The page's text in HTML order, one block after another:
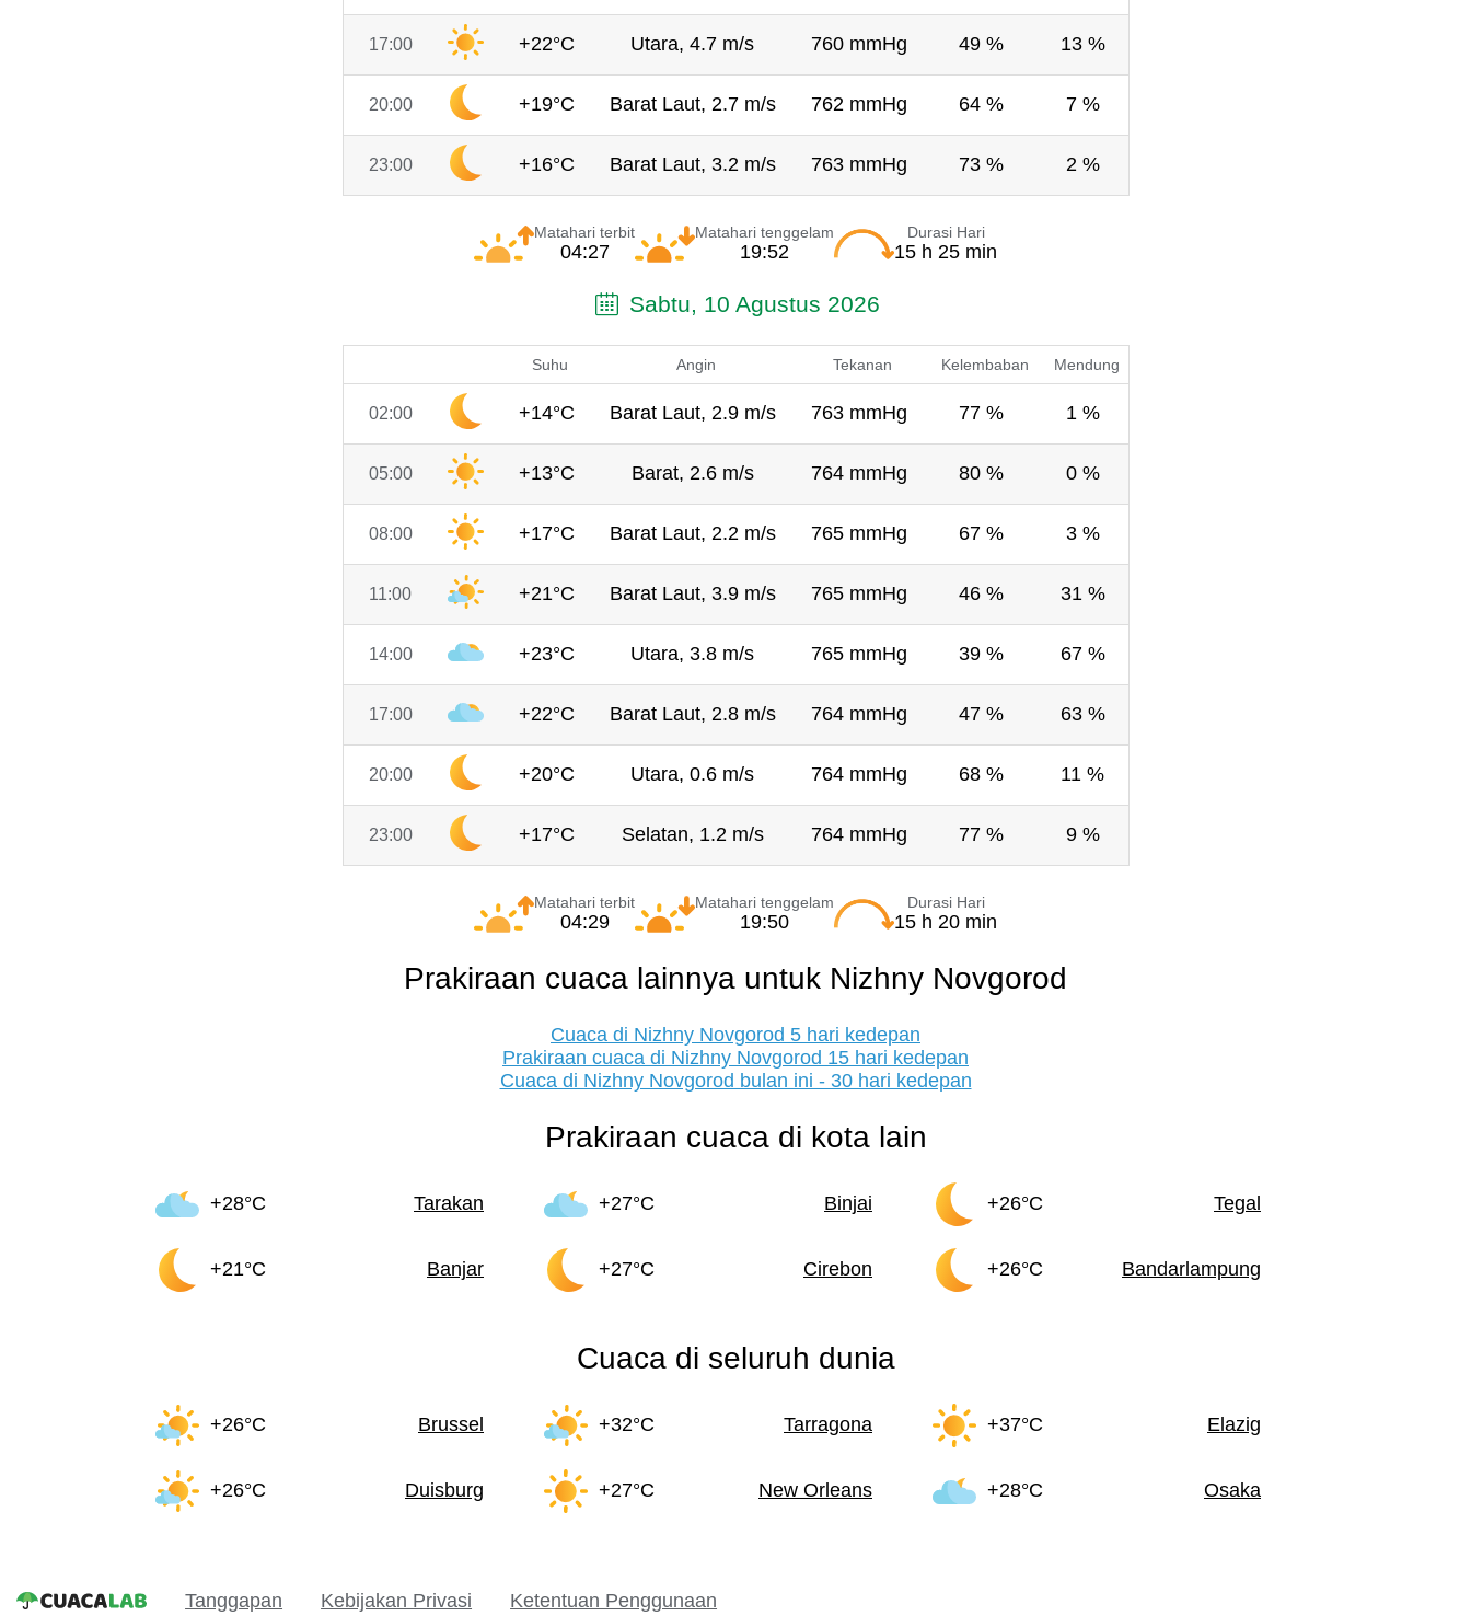
17:00 +22°C Utara, 4.7 m/s 760 mmHg 49 % 13 %
20:00 +19°C Barat Laut, 2.7 m/s 762 mmHg 64 % 7 %
23:00 +16°C Barat Laut, 3.2 m/s 763 mmHg 73 % 2 %
Matahari terbit
04:27
Matahari tenggelam
19:52
Durasi Hari
15 h 25 min
Sabtu, 10 Agustus 2026
Suhu Angin Tekanan Kelembaban Mendung
02:00 +14°C Barat Laut, 2.9 m/s 763 mmHg 77 % 1 %
05:00 +13°C Barat, 2.6 m/s 764 mmHg 80 % 0 %
08:00 +17°C Barat Laut, 2.2 m/s 765 mmHg 67 % 3 %
11:00 +21°C Barat Laut, 3.9 m/s 765 mmHg 46 % 31 %
14:00 +23°C Utara, 3.8 m/s 765 mmHg 39 % 67 %
17:00 +22°C Barat Laut, 2.8 m/s 764 mmHg 47 % 63 %
20:00 +20°C Utara, 0.6 m/s 764 mmHg 68 % 11 %
23:00 +17°C Selatan, 1.2 m/s 764 mmHg 77 % 9 %
Matahari terbit
04:29
Matahari tenggelam
19:50
Durasi Hari
15 h 20 min
Prakiraan cuaca lainnya untuk Nizhny Novgorod
Cuaca di Nizhny Novgorod 5 hari kedepan
Prakiraan cuaca di Nizhny Novgorod 15 hari kedepan
Cuaca di Nizhny Novgorod bulan ini - 30 hari kedepan
Prakiraan cuaca di kota lain
+28°C Tarakan +27°C Binjai +26°C Tegal
+21°C Banjar +27°C Cirebon +26°C Bandarlampung
Cuaca di seluruh dunia
+26°C Brussel +32°C Tarragona +37°C Elazig
+26°C Duisburg +27°C New Orleans +28°C Osaka
Tanggapan Kebijakan Privasi Ketentuan Penggunaan